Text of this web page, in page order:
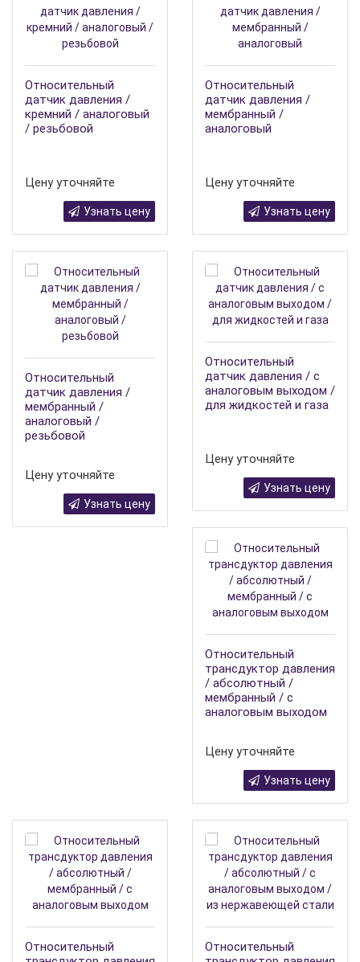
Относительный
датчик давления /
кремний / аналоговый
/ резьбовой
Цену уточняйте
Узнать цену
Относительный
датчик давления /
мембранный /
аналоговый
Цену уточняйте
Узнать цену
Относительный
датчик давления /
мембранный /
аналоговый /
резьбовой
Цену уточняйте
Узнать цену
Относительный
датчик давления / с
аналоговым выходом /
для жидкостей и газа
Цену уточняйте
Узнать цену
Относительный
трансдуктор давления
/ абсолютный /
мембранный / с
аналоговым выходом
Цену уточняйте
Узнать цену
Относительный
Относительный